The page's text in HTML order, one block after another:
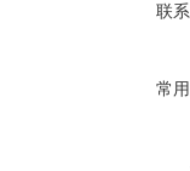
联
常